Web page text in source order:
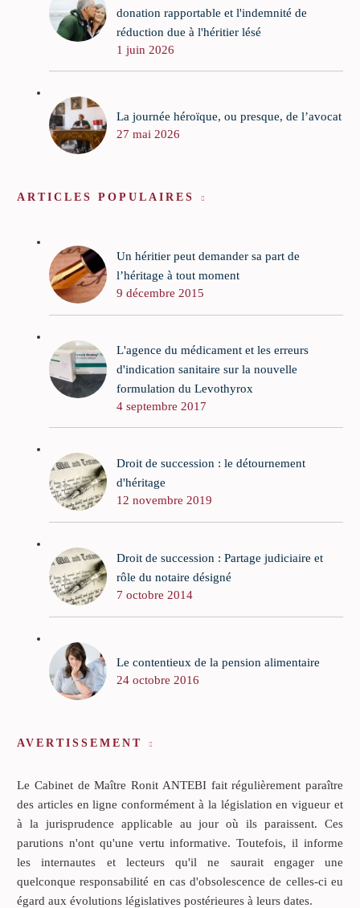
donation rapportable et l'indemnité de
réduction due à l'héritier lésé
1 juin 2026
La journée héroïque, ou presque, de l’avocat
27 mai 2026
ARTICLES POPULAIRES
Un héritier peut demander sa part de
l’héritage à tout moment
9 décembre 2015
L'agence du médicament et les erreurs
d'indication sanitaire sur la nouvelle
formulation du Levothyrox
4 septembre 2017
Droit de succession : le détournement
d'héritage
12 novembre 2019
Droit de succession : Partage judiciaire et
rôle du notaire désigné
7 octobre 2014
Le contentieux de la pension alimentaire
24 octobre 2016
AVERTISSEMENT
Le Cabinet de Maître Ronit ANTEBI fait régulièrement paraître
des articles en ligne conformément à la législation en vigueur et
à la jurisprudence applicable au jour où ils paraissent. Ces
parutions n'ont qu'une vertu informative. Toutefois, il informe
les internautes et lecteurs qu'il ne saurait engager une
quelconque responsabilité en cas d'obsolescence de celles-ci eu
égard aux évolutions législatives postérieures à leurs dates.